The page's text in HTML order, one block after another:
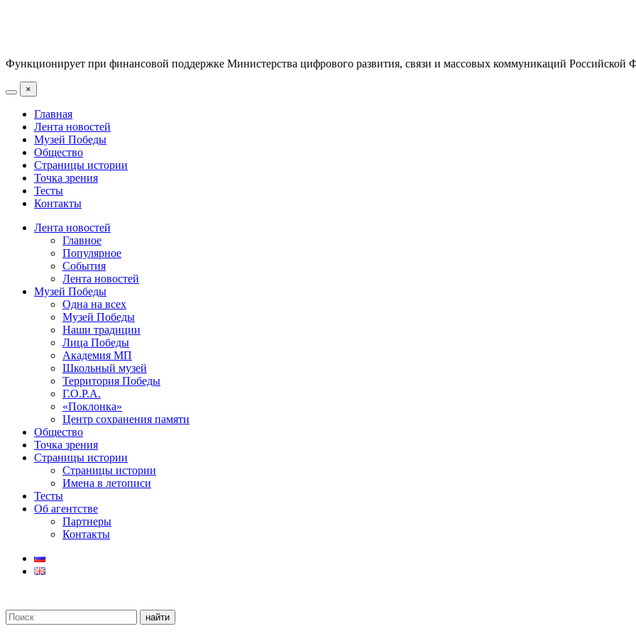
Функционирует при финансовой поддержке Министерства цифрового развития, связи и массовых коммуникаций Российской
×
Главная
Лента новостей
Музей Победы
Общество
Страницы истории
Точка зрения
Тесты
Контакты
Лента новостей
Главное
Популярное
События
Лента новостей
Музей Победы
Одна на всех
Музей Победы
Наши традиции
Лица Победы
Академия МП
Школьный музей
Территория Победы
Г.О.Р.А.
«Поклонка»
Центр сохранения памяти
Общество
Точка зрения
Страницы истории
Страницы истории
Имена в летописи
Тесты
Об агентстве
Партнеры
Контакты